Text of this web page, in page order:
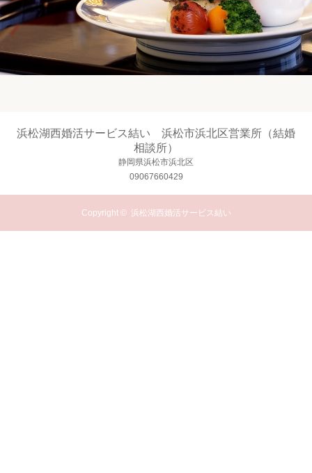
浜松湖西婚活サービス結い 浜松市浜北区営業所（結婚
相談所）
静岡県浜松市浜北区
09067660429
Copyright © 浜松湖西婚活サービス結い